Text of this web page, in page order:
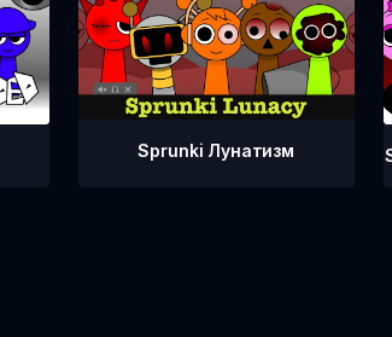
Sprunki Лунатизм